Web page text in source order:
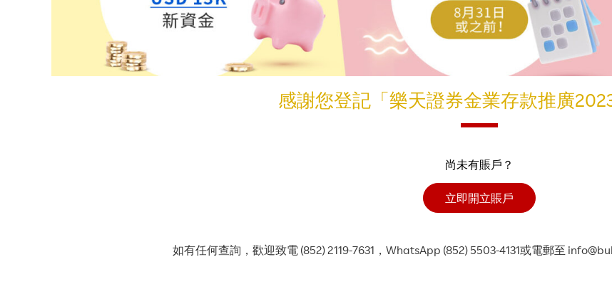
感謝您登記「樂天證券金業存款推廣
尚未有賬戶？
立即開立賬戶
如有任何查詢，歡迎致電 (852) 2119-7631，WhatsApp (852) 5503-4131或電郵至